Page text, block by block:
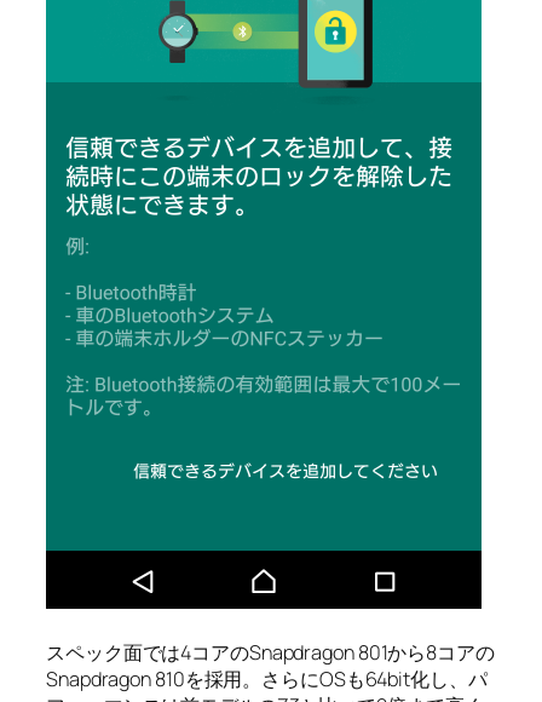
スペック面では4コアのSnapdragon 801から8コアの
Snapdragon 810を採用。さらにOSも64bit化し、パ